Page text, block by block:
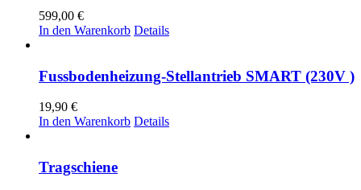
599,00 €
In den Warenkorb Details
Fussbodenheizung-Stellantrieb SMART (230V )
19,90 €
In den Warenkorb Details
Tragschiene